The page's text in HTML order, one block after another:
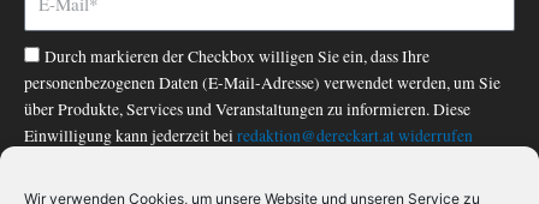
Wir verwenden Cookies, um unsere Website und unseren Service zu
-
f
Durch markieren der Checkbox willigen Sie ein, dass Ihre
personenbezogenen Daten (E-Mail-Adresse) verwendet werden, um Sie
über Produkte, Services und Veranstaltungen zu informieren. Diese
Einwilligung kann jederzeit bei redaktion@dereckart.atwiderrufen
Datenschutzerklärung